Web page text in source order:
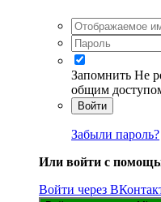
Запомнить Не
общим
Войти
Забыли пароль?
Или войти с
Войти через